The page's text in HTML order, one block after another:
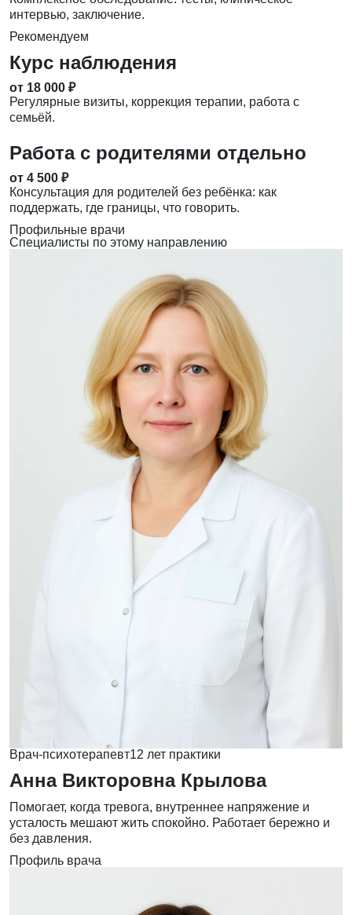
интервью, заключение.
Рекомендуем
Курс наблюдения
от 18 000 ₽
Регулярные визиты, коррекция терапии, работа с
семьёй.
Работа с родителями отдельно
от 4 500 ₽
Консультация для родителей без ребёнка: как
поддержать, где границы, что говорить.
Профильные врачи
Специалисты по этому направлению
Врач-психотерапевт12 лет практики
Анна Викторовна Крылова
Помогает, когда тревога, внутреннее напряжение и
усталость мешают жить спокойно. Работает бережно и
без давления.
Профиль врача